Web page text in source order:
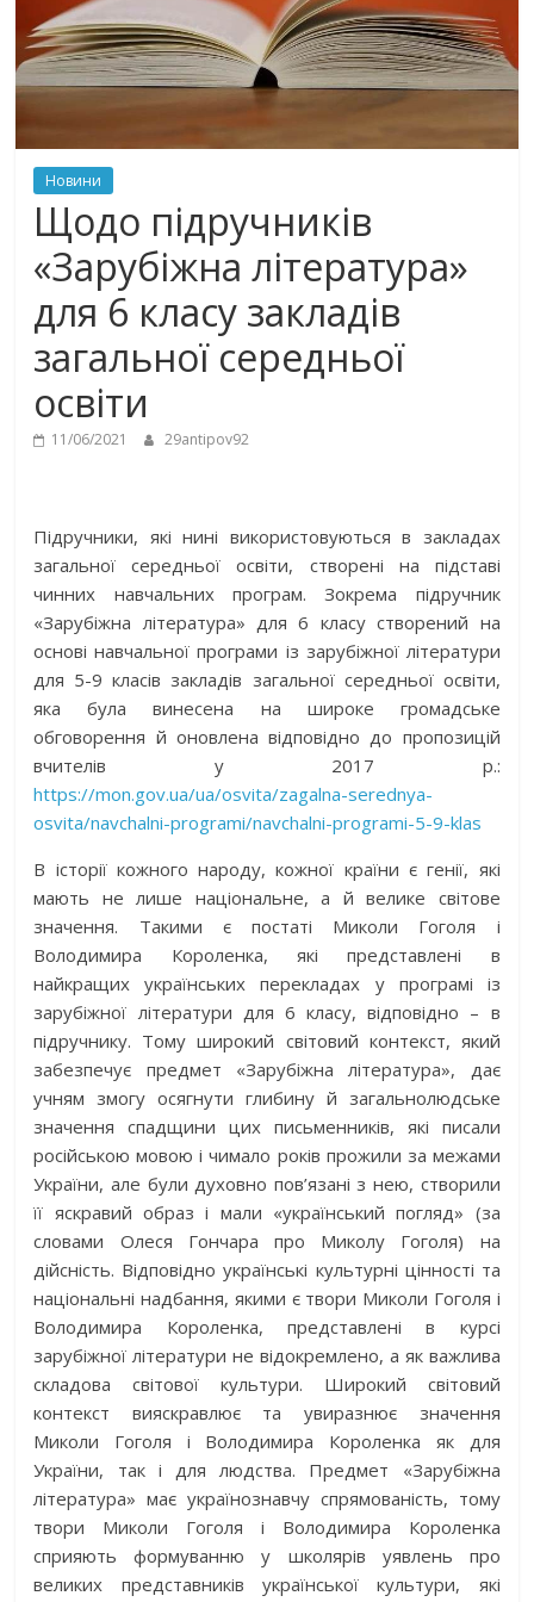
Новини
Щодо підручників
«Зарубіжна література»
для 6 класу закладів
загальної середньої
освіти
11/06/2021 29antipov92
Підручники, які нині використовуються в закладах
загальної середньої освіти, створені на підставі
чинних навчальних програм. Зокрема підручник
«Зарубіжна література» для 6 класу створений на
основі навчальної програми із зарубіжної літератури
для 5-9 класів закладів загальної середньої освіти,
яка була винесена на широке громадське
обговорення й оновлена відповідно до пропозицій
вчителів у 2017 р.:
https://mon.gov.ua/ua/osvita/zagalna-serednya-
osvita/navchalni-programi/navchalni-programi-5-9-klas
В історії кожного народу, кожної країни є генії, які
мають не лише національне, а й велике світове
значення. Такими є постаті Миколи Гоголя і
Володимира Короленка, які представлені в
найкращих українських перекладах у програмі із
зарубіжної літератури для 6 класу, відповідно – в
підручнику. Тому широкий світовий контекст, який
забезпечує предмет «Зарубіжна література», дає
учням змогу осягнути глибину й загальнолюдське
значення спадщини цих письменників, які писали
російською мовою і чимало років прожили за межами
України, але були духовно пов’язані з нею, створили
її яскравий образ і мали «український погляд» (за
словами Олеся Гончара про Миколу Гоголя) на
дійсність. Відповідно українські культурні цінності та
національні надбання, якими є твори Миколи Гоголя і
Володимира Короленка, представлені в курсі
зарубіжної літератури не відокремлено, а як важлива
складова світової культури. Широкий світовий
контекст вияскравлює та увиразнює значення
Миколи Гоголя і Володимира Короленка як для
України, так і для людства. Предмет «Зарубіжна
література» має українознавчу спрямованість, тому
твори Миколи Гоголя і Володимира Короленка
сприяють формуванню у школярів уявлень про
великих представників української культури, які